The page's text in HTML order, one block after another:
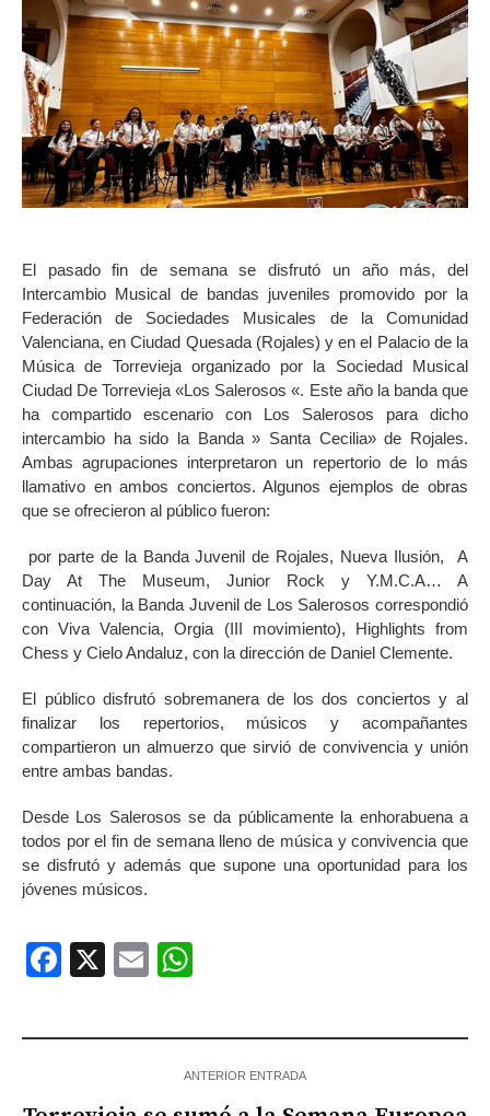
El pasado fin de semana se disfrutó un año más, del
Intercambio Musical de bandas juveniles promovido por la
Federación de Sociedades Musicales de la Comunidad
Valenciana, en Ciudad Quesada (Rojales) y en el Palacio de la
Música de Torrevieja organizado por la Sociedad Musical
Ciudad De Torrevieja «Los Salerosos «. Este año la banda que
ha compartido escenario con Los Salerosos para dicho
intercambio ha sido la Banda » Santa Cecilia» de Rojales.
Ambas agrupaciones interpretaron un repertorio de lo más
llamativo en ambos conciertos. Algunos ejemplos de obras
que se ofrecieron al público fueron:
por parte de la Banda Juvenil de Rojales, Nueva Ilusión, A
Day At The Museum, Junior Rock y Y.M.C.A… A
continuación, la Banda Juvenil de Los Salerosos correspondió
con Viva Valencia, Orgia (III movimiento), Highlights from
Chess y Cielo Andaluz, con la dirección de Daniel Clemente.
El público disfrutó sobremanera de los dos conciertos y al
finalizar los repertorios, músicos y acompañantes
compartieron un almuerzo que sirvió de convivencia y unión
entre ambas bandas.
Desde Los Salerosos se da públicamente la enhorabuena a
todos por el fin de semana lleno de música y convivencia que
se disfrutó y además que supone una oportunidad para los
jóvenes músicos.
Facebook
X Email
ANTERIOR ENTRADA